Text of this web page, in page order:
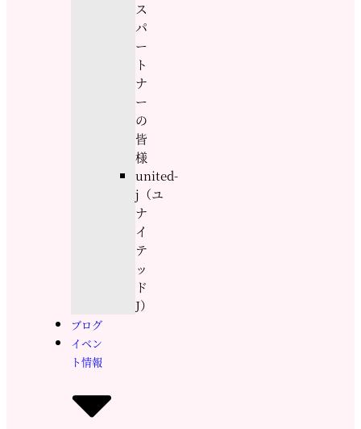
ス
パ
ー
ト
ナ
ー
の
皆
様
united-
j（ユ
ナ
イ
テ
ッ
ド
J）
ブログ
イベン
ト情報